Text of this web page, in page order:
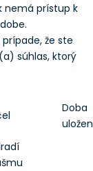
nemá prístup k
že ste
súhlas, ktorý
Doba